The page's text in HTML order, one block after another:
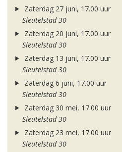
Zaterdag 27 juni, 17.00 uur
Sleutelstad 30
Zaterdag 20 juni, 17.00 uur
Sleutelstad 30
Zaterdag 13 juni, 17.00 uur
Sleutelstad 30
Zaterdag 6 juni, 17.00 uur
Sleutelstad 30
Zaterdag 30 mei, 17.00 uur
Sleutelstad 30
Zaterdag 23 mei, 17.00 uur
Sleutelstad 30